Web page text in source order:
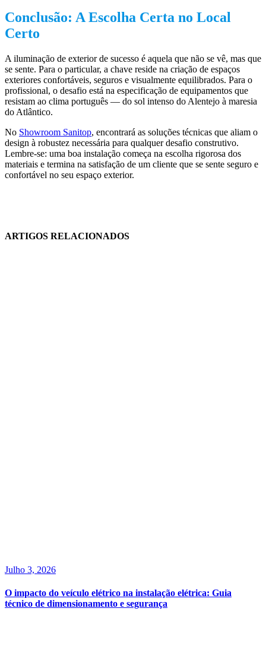
Conclusão: A Escolha Certa no Local
Certo
A iluminação de exterior de sucesso é aquela que não se vê, mas que
se sente. Para o particular, a chave reside na criação de espaços
exteriores confortáveis, seguros e visualmente equilibrados. Para o
profissional, o desafio está na especificação de equipamentos que
resistam ao clima português — do sol intenso do Alentejo à maresia
do Atlântico.
No Showroom Sanitop, encontrará as soluções técnicas que aliam o
design à robustez necessária para qualquer desafio construtivo.
Lembre-se: uma boa instalação começa na escolha rigorosa dos
materiais e termina na satisfação de um cliente que se sente seguro e
confortável no seu espaço exterior.
ARTIGOS RELACIONADOS
Julho 3, 2026
O impacto do veículo elétrico na instalação elétrica: Guia
técnico de dimensionamento e segurança